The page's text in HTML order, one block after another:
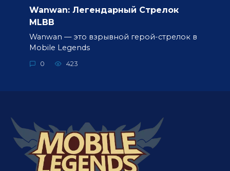
Wanwan: Легендарный Стрелок
MLBB
Wanwan — это взрывной герой-стрелок в
Mobile Legends
0 423